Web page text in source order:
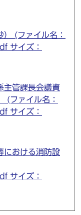
(ファイル名：
サイズ：
主管課長会議資
(ファイル名：
サイズ：
における消防設
サイズ：